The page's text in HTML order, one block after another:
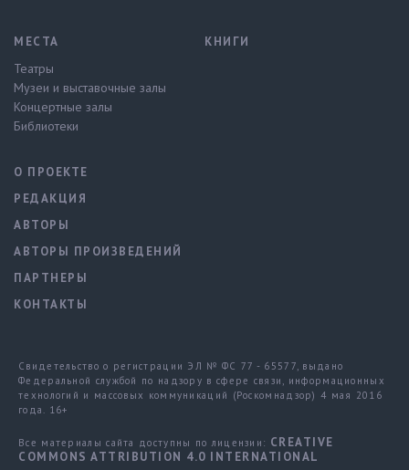
МЕСТА
Театры
Музеи и выставочные залы
Концертные залы
Библиотеки
КНИГИ
О ПРОЕКТЕ
РЕДАКЦИЯ
АВТОРЫ
АВТОРЫ ПРОИЗВЕДЕНИЙ
ПАРТНЕРЫ
КОНТАКТЫ
Свидетельство о регистрации ЭЛ № ФС 77 - 65577, выдано
Федеральной службой по надзору в сфере связи, информационных
технологий и массовых коммуникаций (Роскомнадзор) 4 мая 2016
года. 16+
Все материалы сайта доступны по лицензии: CREATIVE
COMMONS ATTRIBUTION 4.0 INTERNATIONAL